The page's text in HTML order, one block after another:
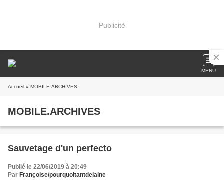
Publicité
MENU
Accueil » MOBILE.ARCHIVES
MOBILE.ARCHIVES
Sauvetage d'un perfecto
Publié le 22/06/2019 à 20:49
Par Françoise/pourquoitantdelaine